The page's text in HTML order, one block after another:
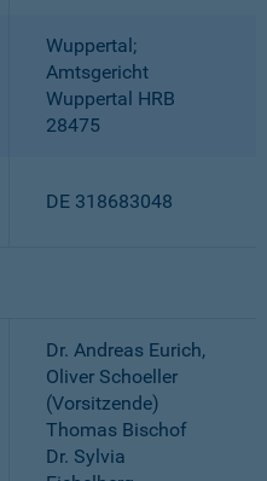
Wuppertal;
Amtsgericht
Wuppertal HRB
28475
DE 318683048
Dr. Andreas Eurich,
Oliver Schoeller
(Vorsitzende)
Thomas Bischof
Dr. Sylvia